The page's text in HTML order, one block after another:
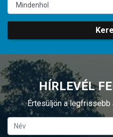
HÍRLEVÉL
Értesüljön a legfrissebb